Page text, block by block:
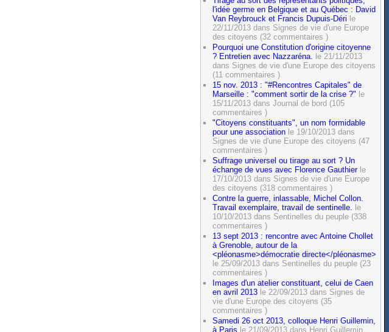
l'idée germe en Belgique et au Québec : David
Van Reybrouck et Francis Dupuis-Déri le
22/11/2013 dans Signes de vie d'une Europe
des citoyens (32 commentaires )
Pourquoi une Constitution d'origine citoyenne
? Entretien avec Nazzaréna. le 21/11/2013
dans Signes de vie d'une Europe des citoyens
(11 commentaires )
15 nov. 2013 : "#Rencontres Capitales" de
Marseille : "comment sortir de la crise ?" le
15/11/2013 dans Journal de bord (105
commentaires )
"Citoyens constituants", un nom formidable
pour une association le 19/10/2013 dans
Signes de vie d'une Europe des citoyens (47
commentaires )
Suffrage universel ou tirage au sort ? Un
échange de vues avec Florence Gauthierle
17/10/2013 dans Signes de vie d'une Europe
des citoyens (318 commentaires )
Contre la guerre, inlassable, Michel Collon.
Travail exemplaire, travail de sentinelle.
le
10/10/2013 dans Sentinelles du peuple (338
commentaires )
13 sept 2013 : rencontre avec Antoine Chollet
à Grenoble, autour de la
<pléonasme>démocratie directe</pléonasme>
le 25/09/2013 dans Sentinelles du peuple (23
commentaires )
Images d'un atelier constituant, celui de Caen
en avril 2013 le 22/09/2013 dans Signes de
vie d'une Europe des citoyens (35
commentaires )
Samedi 26 oct 2013, colloque Henri Guillemin,
à Paris le 21/09/2013 dans Henri Guillemin,